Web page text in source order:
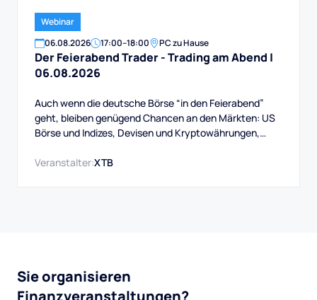
Webinar
06.08.2026 17:00–18:00 PC zu Hause
Der Feierabend Trader - Trading am Abend |
06.08.2026
Auch wenn die deutsche Börse “in den Feierabend”
geht, bleiben genügend Chancen an den Märkten: US
Börse und Indizes, Devisen und Kryptowährungen,
handeln über Wochen bis Monate, bietet immer gute
Veranstalter:XTB
Sie organisieren
Finanzveranstaltungen?